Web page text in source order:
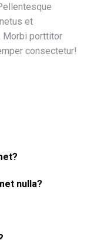
et
Morbi porttitor
consectetur!
nulla?